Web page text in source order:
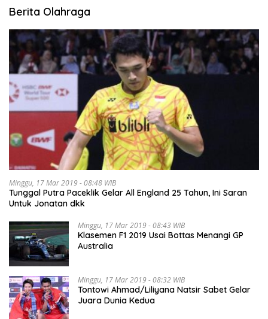
Berita Olahraga
Minggu, 17 Mar 2019 - 08:48 WIB
Tunggal Putra Paceklik Gelar All England 25 Tahun, Ini Saran
Untuk Jonatan dkk
Minggu, 17 Mar 2019 - 08:43 WIB
Klasemen F1 2019 Usai Bottas Menangi GP
Australia
Minggu, 17 Mar 2019 - 08:32 WIB
Tontowi Ahmad/Liliyana Natsir Sabet Gelar
Juara Dunia Kedua